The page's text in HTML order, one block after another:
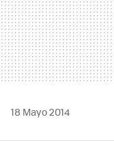
18 Mayo 2014